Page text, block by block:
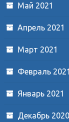
Май 2021
Апрель 2021
Март 2021
Февраль
Январь 2021
Декабрь 2020